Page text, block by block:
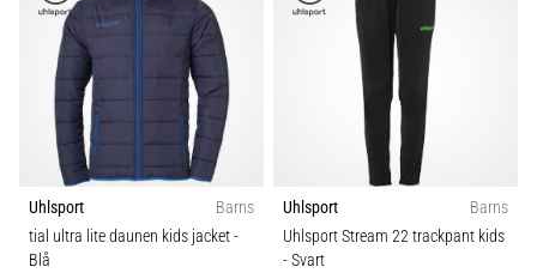
Uhlsport
Barns
tial ultra lite daunen kids jacket-
Blå
Uhlsport
Barns
Uhlsport Stream 22 trackpant kids
- Svart